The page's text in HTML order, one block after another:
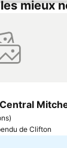
Britain
Festival des
mieux
)
de Clifton